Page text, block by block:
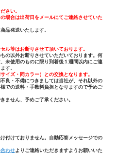
さい。
場合は出荷日をメールにてご連絡させていた
品発送いたします。
ル等はお断りさせて頂いております。
の以外お断りさせていただいております。何
未使用のものに限り到着後１週間以内にご連
す。
イズ・同カラー）との交換となります。
良・不備につきましては当社が、それ以外の
での送料・手数料負担となりますので予めご
ません、予めご了承ください。
付けておりません。自動応答メッセージでの
わせよりご連絡いただきますようお願いいた